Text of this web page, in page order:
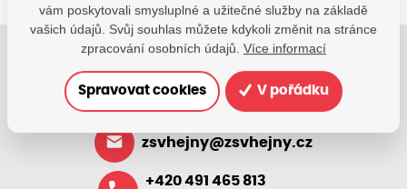
Jsme tu pro Vaše děti.
Jsme k dispozici, pokud potřebujete pomoci.
zsvhejny@zsvhejny.cz
+420 491 465 813
vám poskytovali smysluplné a užitečné služby na základě
vašich údajů. Svůj souhlas můžete kdykoli změnit na stránce
zpracování osobních údajů. Více informací
Spravovat cookies V pořádku